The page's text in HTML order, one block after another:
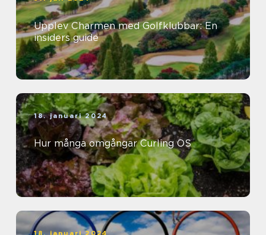
Upplev Charmen med Golfklubbar: En
insiders guide
18. januari 2024
Hur många omgångar Curling OS
18. januari 2024